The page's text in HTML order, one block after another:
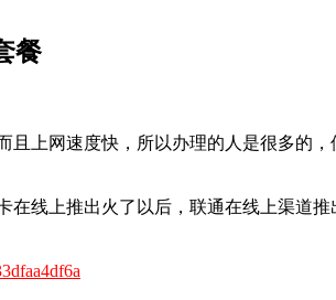
餐
上网速度快，所以办理的人是很多的
线上推出火了以后，联通在线上渠道